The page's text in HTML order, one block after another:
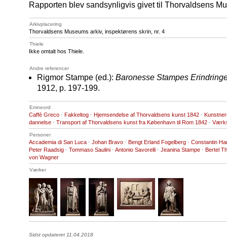
Rapporten blev sandsynligvis givet til Thorvaldsens
Arkivplacering
Thorvaldsens Museums arkiv, inspektørens skrin, nr. 4
Thiele
Ikke omtalt hos Thiele.
Andre referencer
Rigmor Stampe (ed.): Baronesse Stampes
1912, p. 197-199.
Emneord
Caffè Greco · Fakkeltog · Hjemsendelse af Thorvaldsens kunst 1842 ·
dannelse · Transport af Thorvaldsens kunst fra København til Rom 1842 ·
Personer
Accademia di San Luca · Johan Bravo · Bengt Erland Fogelberg · Constantin
Peter Raadsig · Tommaso Saulini · Antonio Savorelli · Jeanina Stampe · Bertel
von Wagner
Værker
Sidst opdateret 11.04.2018